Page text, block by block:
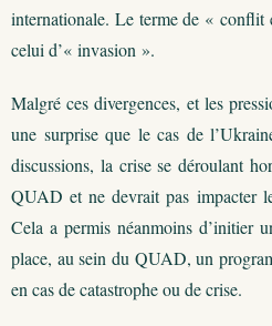
internationale. Le terme de « conflit
celui d’« invasion ».
Malgré ces divergences, et les
une surprise que le cas de
discussions, la crise se déroulant
QUAD et ne devrait pas impacter
Cela a permis néanmoins d’initier
place, au sein du QUAD, un
en cas de catastrophe ou de crise.